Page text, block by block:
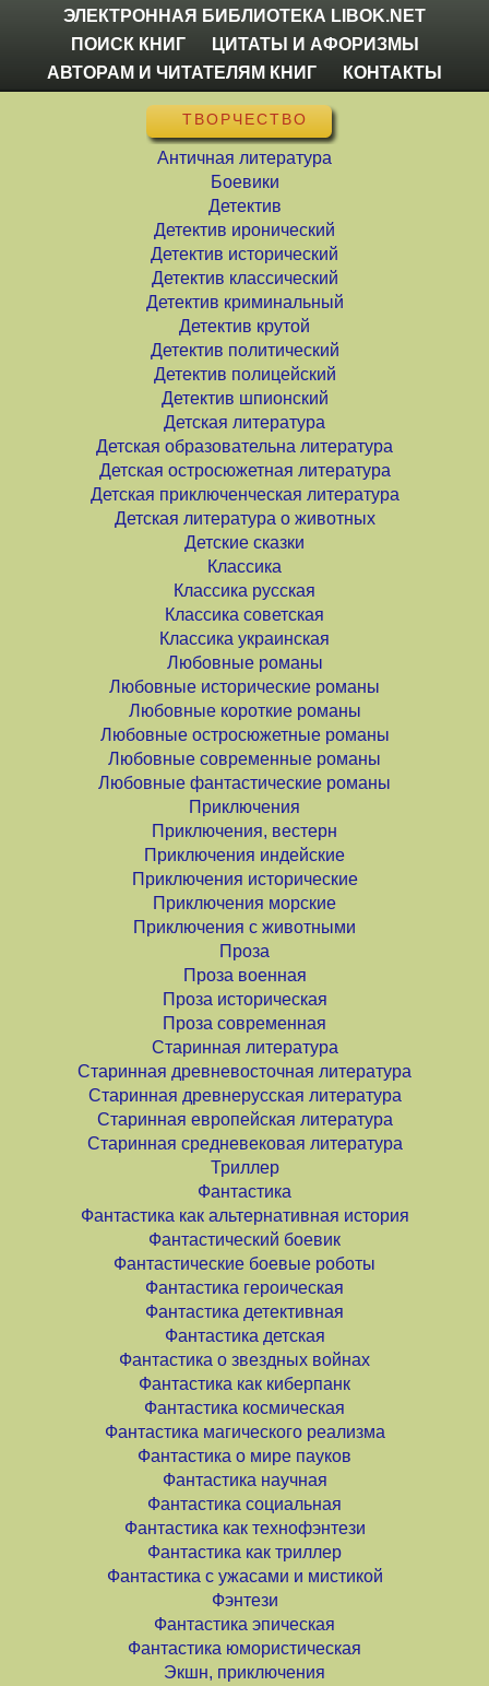
ЭЛЕКТРОННАЯ БИБЛИОТЕКА LIBOK.NET
ПОИСК КНИГ
ЦИТАТЫ И АФОРИЗМЫ
АВТОРАМ И ЧИТАТЕЛЯМ КНИГ
КОНТАКТЫ
ТВОРЧЕСТВО
Античная литература
Боевики
Детектив
Детектив иронический
Детектив исторический
Детектив классический
Детектив криминальный
Детектив крутой
Детектив политический
Детектив полицейский
Детектив шпионский
Детская литература
Детская образовательна литература
Детская остросюжетная литература
Детская приключенческая литература
Детская литература о животных
Детские сказки
Классика
Классика русская
Классика советская
Классика украинская
Любовные романы
Любовные исторические романы
Любовные короткие романы
Любовные остросюжетные романы
Любовные современные романы
Любовные фантастические романы
Приключения
Приключения, вестерн
Приключения индейские
Приключения исторические
Приключения морские
Приключения с животными
Проза
Проза военная
Проза историческая
Проза современная
Старинная литература
Старинная древневосточная литература
Старинная древнерусская литература
Старинная европейская литература
Старинная средневековая литература
Триллер
Фантастика
Фантастика как альтернативная история
Фантастический боевик
Фантастические боевые роботы
Фантастика героическая
Фантастика детективная
Фантастика детская
Фантастика о звездных войнах
Фантастика как киберпанк
Фантастика космическая
Фантастика магического реализма
Фантастика о мире пауков
Фантастика научная
Фантастика социальная
Фантастика как технофэнтези
Фантастика как триллер
Фантастика с ужасами и мистикой
Фэнтези
Фантастика эпическая
Фантастика юмористическая
Экшн, приключения